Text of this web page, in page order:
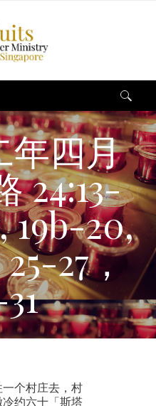
年四月
24:13-
19b-20,
27，
个村庄去，村
约六十「斯塔